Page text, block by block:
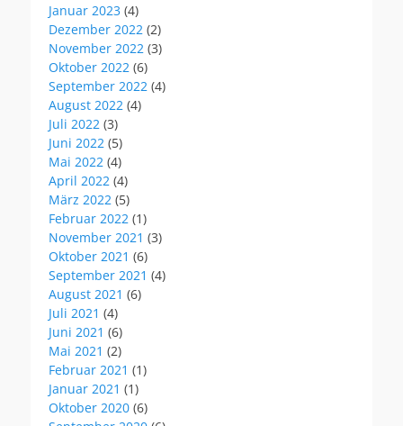
Januar 2023 (4)
Dezember 2022 (2)
November 2022 (3)
Oktober 2022 (6)
September 2022 (4)
August 2022 (4)
Juli 2022 (3)
Juni 2022 (5)
Mai 2022 (4)
April 2022 (4)
März 2022 (5)
Februar 2022 (1)
November 2021 (3)
Oktober 2021 (6)
September 2021 (4)
August 2021 (6)
Juli 2021 (4)
Juni 2021 (6)
Mai 2021 (2)
Februar 2021 (1)
Januar 2021 (1)
Oktober 2020 (6)